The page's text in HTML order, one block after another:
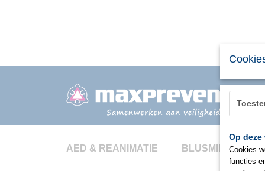
AED & REANIMATIE BLUSMIDDELEN
Op
Cookies
functies